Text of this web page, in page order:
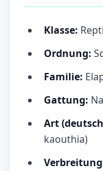
Klasse:
Ordnung:
Familie:
Gattung:
Art
kaouthia)